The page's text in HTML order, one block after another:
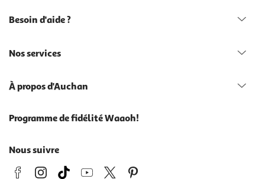
Besoin d'aide ?
Nos services
À propos d'Auchan
Programme de fidélité Waaoh!
Nous suivre